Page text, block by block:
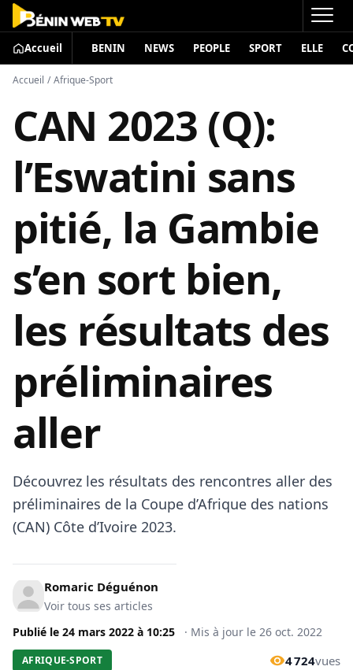
Accueil BENIN NEWS PEOPLE SPORT ELLE
Accueil / Afrique-Sport
CAN 2023 (Q):
l’Eswatini sans
pitié, la Gambie
s’en sort bien,
les résultats des
préliminaires
aller
Découvrez les résultats des rencontres aller des
préliminaires de la Coupe d’Afrique des nations
(CAN) Côte d’Ivoire 2023.
Romaric Déguénon
Voir tous ses articles
Publié le 24 mars 2022 à 10:25 · Mis à jour le 26 oct. 2022
AFRIQUE-SPORT 4 724vues